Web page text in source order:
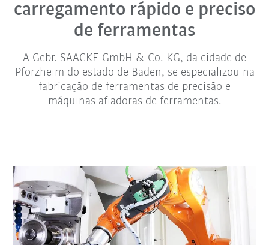
carregamento rápido e preciso
de ferramentas
A Gebr. SAACKE GmbH & Co. KG, da cidade de
Pforzheim do estado de Baden, se especializou na
fabricação de ferramentas de precisão e
máquinas afiadoras de ferramentas.